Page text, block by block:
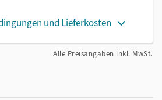
und Lieferkosten
Alle Preisangaben inkl. MwSt.